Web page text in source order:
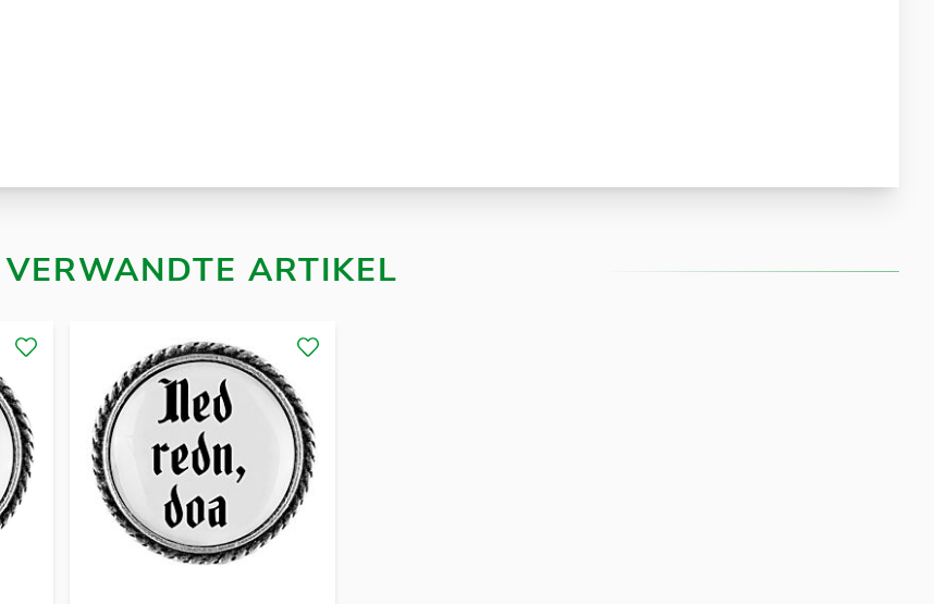
VERWANDTE ARTIKEL